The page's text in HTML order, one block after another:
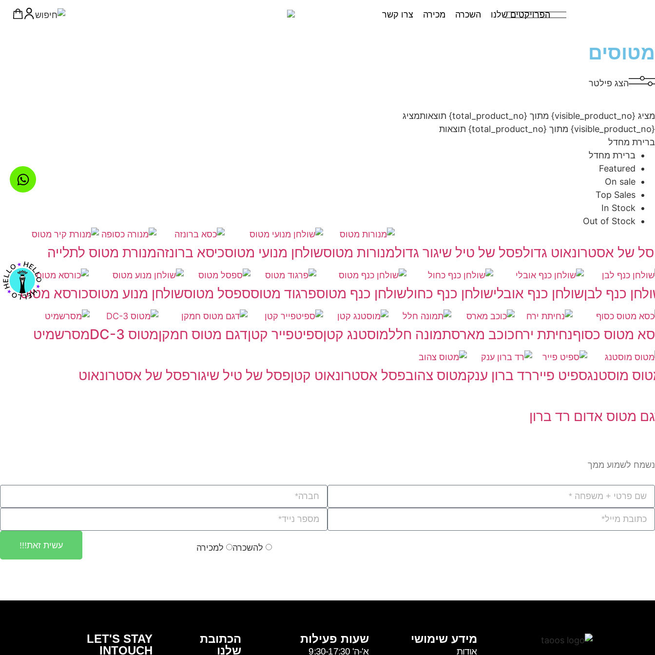
הפרויקטים שלנו השכרה מכירה צרו קשר
מטוסים
הצג פילטר
מציג {visible_product_no} מתוך {total_product_no} תוצאות
מציג
{visible_product_no} מתוך {total_product_no} תוצאות
ברירת מחדל
ברירת מחדל
Featured
On sale
Top Sales
In Stock
Out of Stock
של אסטרונאוט גדולפסל של טיל שיגור גדולמנורות מטוסשולחן מנועי מטוסכיסא ברונזהמנורת מטוס לתלייה
כנף לבןשולחן כנף אובלישולחן כנף כחולשולחן כנף מטוספרגוד מטוסספסל מטוסשולחן מנוע מטוסכורסא מטוס
מטוס כסוףנחיתת ירחכוכב מארסתמונה חללמוסטנג קטןספיטפייר קטןדגם מטוס חמקןמטוס DC-3 מסרשמיט
מוסטנגספיט פייררד ברון ענקמטוס צהובפסל אסטרונאוט קטןפסל של טיל שיגורפסל של אסטרונאוט
מטוס אדום רד ברון
נשמח לשמוע ממך
להשכרה למכירה עשית זאת!!!
מידע שימושי
אודות
שעות פעילות
א'-ה' 9:30-17:30
הכתובת
שלנו
LET'S STAY
INTOUCH